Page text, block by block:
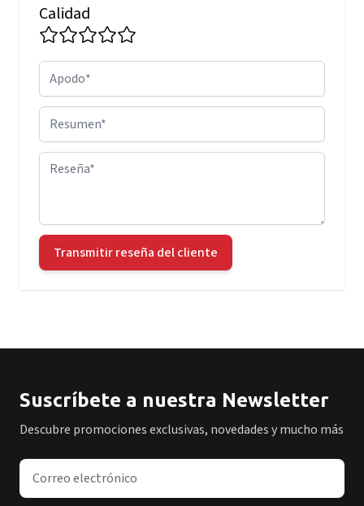
Calidad
Apodo
Resumen
Reseña
Transmitir reseña del cliente
Suscríbete a nuestra Newsletter
Descubre promociones exclusivas, novedades y mucho más
Dirección de correo electrónico